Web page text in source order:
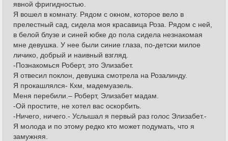
явной фригидностью.
Я вошел в комнату. Рядом с окном, которое вело в
прелестный сад, сидела моя красавица Роза. Рядом с ней,
в белой блузе и синей юбке до пола сидела незнакомая
мне девушка. У нее были синие глаза, по-детски милое
личико, добрый и наивный взгляд.
-Познакомься Роберт, это Элизабет.
Я отвесил поклон, девушка смотрела на Розалинду.
Я прокашлялся- Кхм, мадемуазель.
Меня перебили.– Роберт, Элизабет мадам.
-Ой простите, не хотел вас оскорбить.
-Ничего, ничего.- Услышал я первый раз голос Элизабет.-
Я молода и по этому редко кто может подумать, что я
замужняя.